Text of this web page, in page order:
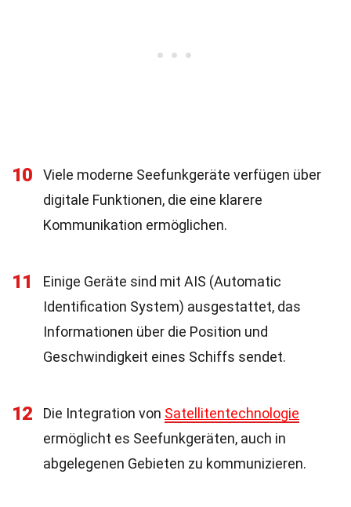
10
Viele moderne Seefunkgeräte verfügen über
digitale Funktionen, die eine klarere
Kommunikation ermöglichen.
11
Einige Geräte sind mit AIS (Automatic
Identification System) ausgestattet, das
Informationen über die Position und
Geschwindigkeit eines Schiffs sendet.
12 Die Integration von Satellitentechnologie
ermöglicht es Seefunkgeräten, auch in
abgelegenen Gebieten zu kommunizieren.